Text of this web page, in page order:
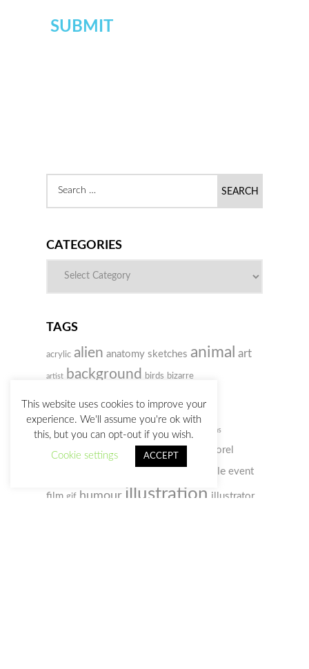
CATEGORIES
TAGS
acrylic alien anatomy sketches animal art
artist background birds bizarre
caricaturecartoon
character design Christmas
colored pencil comic concept art Corel
digital doodle event
film gif humour illustration illustrator
This website uses cookies to improve your
experience. We'll assume you're ok with
this, but you can opt-out if you wish.
Cookie settings
ACCEPT